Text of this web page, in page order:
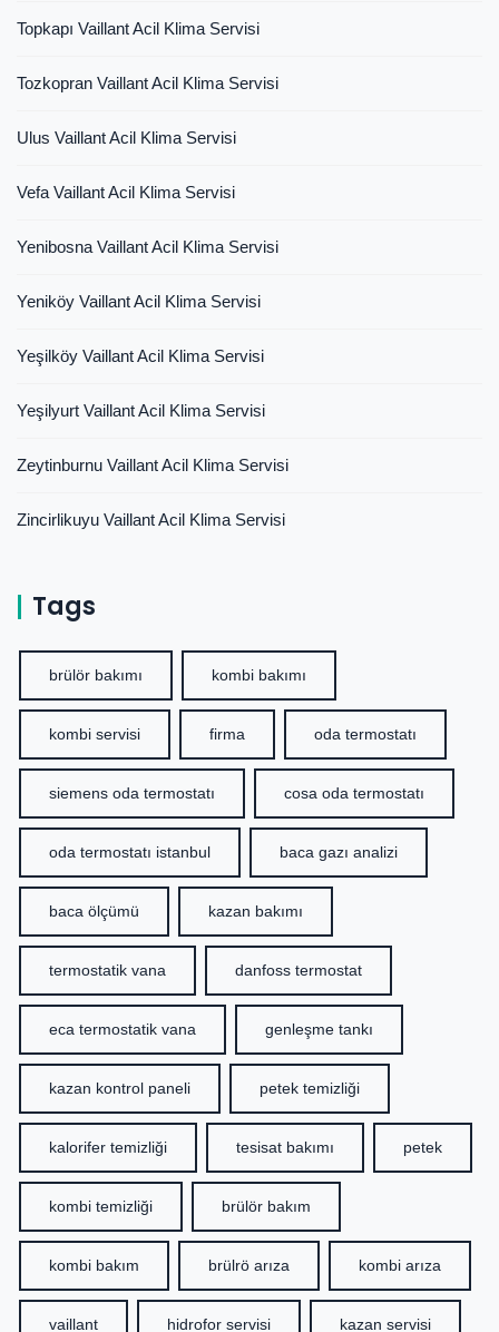
Topkapı Vaillant Acil Klima Servisi
Tozkopran Vaillant Acil Klima Servisi
Ulus Vaillant Acil Klima Servisi
Vefa Vaillant Acil Klima Servisi
Yenibosna Vaillant Acil Klima Servisi
Yeniköy Vaillant Acil Klima Servisi
Yeşilköy Vaillant Acil Klima Servisi
Yeşilyurt Vaillant Acil Klima Servisi
Zeytinburnu Vaillant Acil Klima Servisi
Zincirlikuyu Vaillant Acil Klima Servisi
Tags
brülör bakımı kombi bakımı
kombi servisi firma oda termostatı
siemens oda termostatı cosa oda termostatı
oda termostatı istanbul baca gazı analizi
baca ölçümü kazan bakımı
termostatik vana danfoss termostat
eca termostatik vana genleşme tankı
kazan kontrol paneli petek temizliği
kalorifer temizliği tesisat bakımı petek
kombi temizliği brülör bakım
kombi bakım brülrö arıza kombi arıza
vaillant hidrofor servisi kazan servisi